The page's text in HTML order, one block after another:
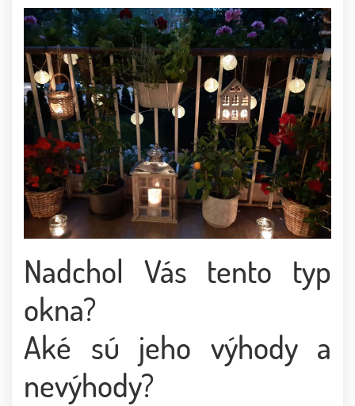
Nadchol Vás tento typ
okna?
Aké sú jeho výhody a
nevýhody?